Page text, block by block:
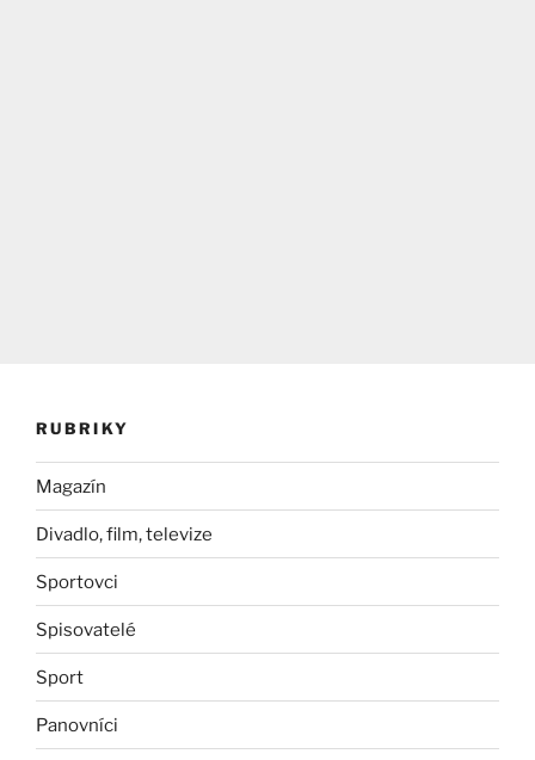
RUBRIKY
Magazín
Divadlo, film, televize
Sportovci
Spisovatelé
Sport
Panovníci